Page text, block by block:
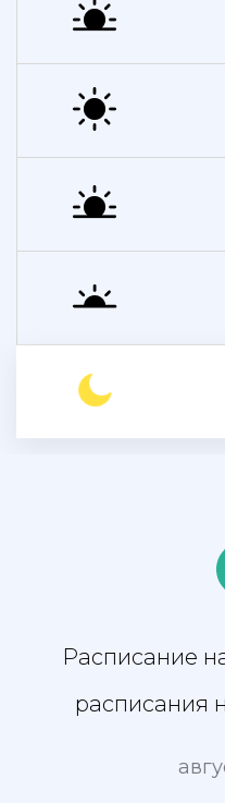
Расписание
расписания